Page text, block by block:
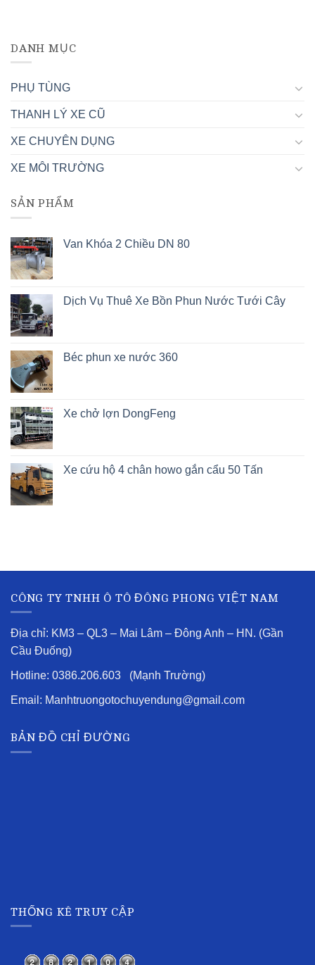
DANH MỤC
PHỤ TÙNG
THANH LÝ XE CŨ
XE CHUYÊN DỤNG
XE MÔI TRƯỜNG
SẢN PHẨM
Van Khóa 2 Chiều DN 80
Dịch Vụ Thuê Xe Bồn Phun Nước Tưới Cây
Béc phun xe nước 360
Xe chở lợn DongFeng
Xe cứu hộ 4 chân howo gắn cẩu 50 Tấn
CÔNG TY TNHH Ô TÔ ĐÔNG PHONG VIỆT NAM
Địa chỉ: KM3 – QL3 – Mai Lâm – Đông Anh – HN. (Gần
Cầu Đuống)
Hotline: 0386.206.603 (Mạnh Trường)
Email: Manhtruongotochuyendung@gmail.com
BẢN ĐỒ CHỈ ĐƯỜNG
THỐNG KÊ TRUY CẬP